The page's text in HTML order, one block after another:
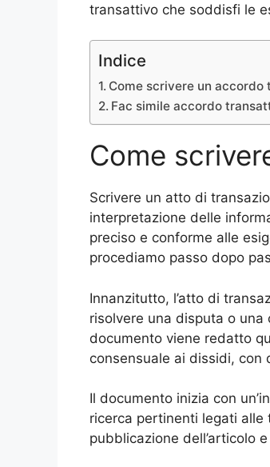
transattivo che soddisfi le
Indice
Come scrivere un accordo
Fac simile accordo
Come
Scrivere un atto di
interpretazione delle
preciso e conforme alle
procediamo passo dopo
Innanzitutto, l’atto di
risolvere una disputa o
documento viene redatto
consensuale ai dissidi, con
Il documento inizia con
ricerca pertinenti legati
pubblicazione dell’articolo